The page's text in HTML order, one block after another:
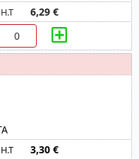
6,29 €
3,30 €